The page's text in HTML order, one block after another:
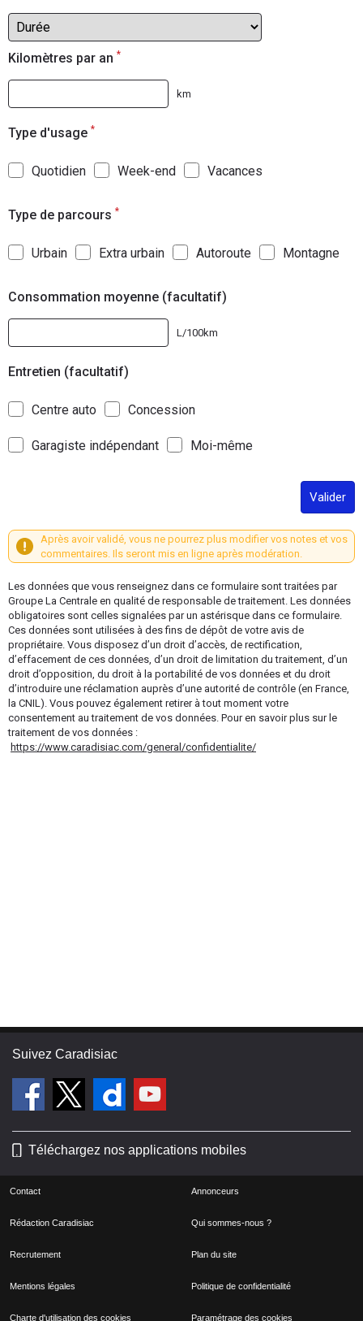
Kilomètres par an *
km
Type d'usage *
Quotidien Week-end Vacances
Type de parcours *
Urbain Extra urbain Autoroute Montagne
Consommation moyenne (facultatif)
L/100km
Entretien (facultatif)
Centre auto Concession
Garagiste indépendant Moi-même
Valider
Après avoir validé, vous ne pourrez plus modifier vos notes et vos
commentaires. Ils seront mis en ligne après modération.
Les données que vous renseignez dans ce formulaire sont traitées par
Groupe La Centrale en qualité de responsable de traitement. Les données
obligatoires sont celles signalées par un astérisque dans ce formulaire.
Ces données sont utilisées à des fins de dépôt de votre avis de
propriétaire. Vous disposez d’un droit d’accès, de rectification,
d’effacement de ces données, d’un droit de limitation du traitement, d’un
droit d’opposition, du droit à la portabilité de vos données et du droit
d’introduire une réclamation auprès d’une autorité de contrôle (en France,
la CNIL). Vous pouvez également retirer à tout moment votre
consentement au traitement de vos données. Pour en savoir plus sur le
traitement de vos données :
https://www.caradisiac.com/general/confidentialite/
Suivez Caradisiac
Téléchargez nos applications mobiles
Contact Annonceurs
Rédaction Caradisiac Qui sommes-nous ?
Recrutement Plan du site
Mentions légales Politique de confidentialité
Charte d'utilisation des cookies Paramétrage des cookies